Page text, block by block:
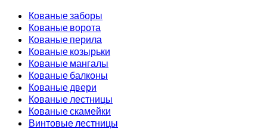
Кованые заборы
Кованые ворота
Кованые перила
Кованые козырьки
Кованые мангалы
Кованые балконы
Кованые двери
Кованые лестницы
Кованые скамейки
Винтовые лестницы